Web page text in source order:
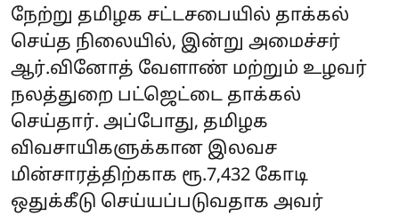
நேற்று தமிழக சட்டசபையில் தாக்கல்
செய்த நிலையில், இன்று அமைச்சர்
ஆர்.வினோத் வேளாண் மற்றும் உழவர்
நலத்துறை பட்ஜெட்டை தாக்கல்
செய்தார். அப்போது, தமிழக
விவசாயிகளுக்கான இலவச
மின்சாரத்திற்காக ரூ.7,432 கோடி
ஒதுக்கீடு செய்யப்படுவதாக அவர்